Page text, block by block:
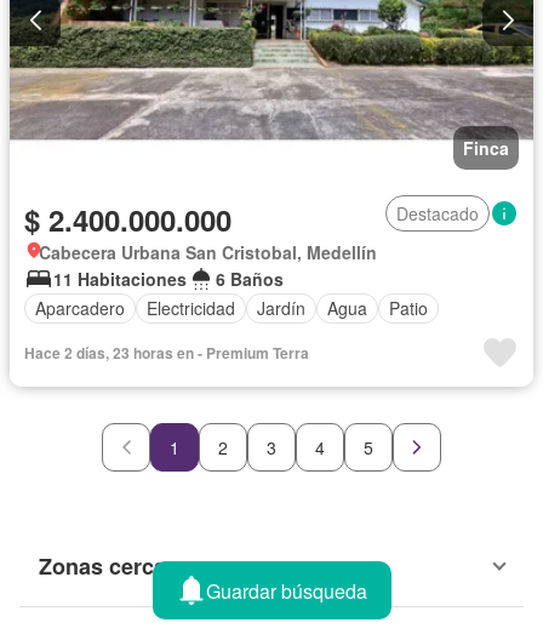
Finca
$ 2.400.000.000
Destacado
Cabecera Urbana San Cristobal, Medellín
11 Habitaciones
6 Baños
Aparcadero
Electricidad Jardín Agua Patio
Hace 2 días, 23 horas en - Premium Terra
1 2 3 4 5
Zonas cercanas
Guardar búsqueda